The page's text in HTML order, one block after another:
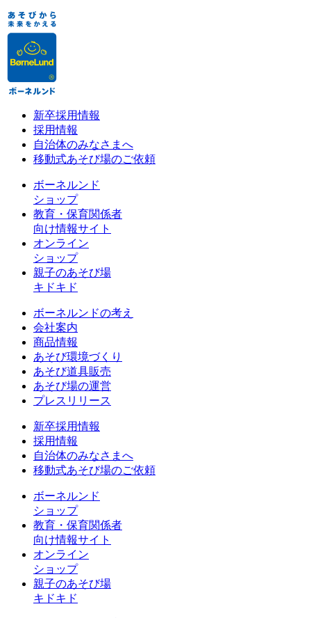
新卒採用情報
採用情報
自治体のみなさまへ
移動式あそび場のご依頼
ボーネルンド
ショップ
教育・保育関係者
向け情報サイト
オンライン
ショップ
親子のあそび場
キドキド
ボーネルンドの考え
会社案内
商品情報
あそび環境づくり
あそび道具販売
あそび場の運営
プレスリリース
新卒採用情報
採用情報
自治体のみなさまへ
移動式あそび場のご依頼
ボーネルンド
ショップ
教育・保育関係者
向け情報サイト
オンライン
ショップ
親子のあそび場
キドキド